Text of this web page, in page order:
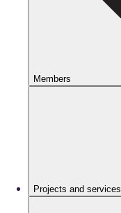
Members
Projects and services